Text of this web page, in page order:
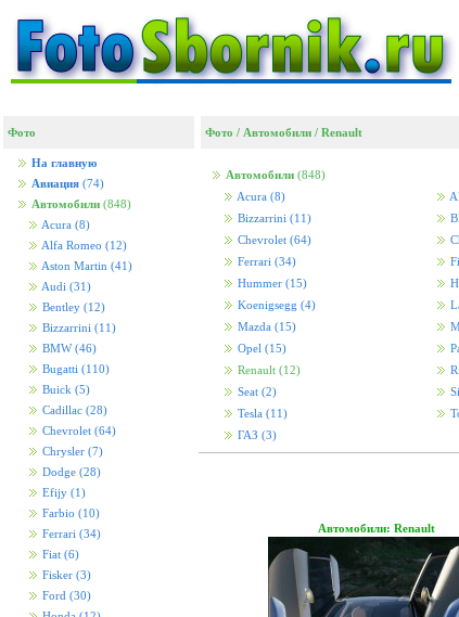
Фото
На главную
Авиация (74)
Автомобили (848)
Acura (8)
Alfa Romeo (12)
Aston Martin (41)
Audi (31)
Bentley (12)
Bizzarrini (11)
BMW(46)
Bugatti (110)
Buick (5)
Cadillac (28)
Chevrolet (64)
Chrysler (7)
Dodge (28)
Efijy (1)
Farbio (10)
Ferrari (34)
Fiat (6)
Fisker (3)
Ford (30)
Фото / Автомобили / Renault
Автомобили (848)
Acura (8)
Bizzarrini (11)
Chevrolet (64)
Ferrari (34)
Hummer (15)
Koenigsegg (4)
Mazda (15)
Opel (15)
Renault (12)
Seat (2)
Tesla (11)
ГАЗ (3)
Автомобили: Renault